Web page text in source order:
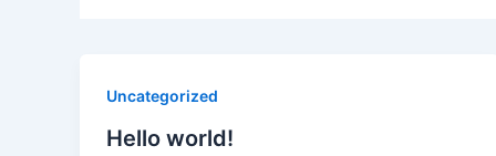
Uncategorized
Hello world!